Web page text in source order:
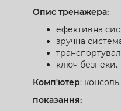
Опис тренажера:
ефективна
зручна
ключ безпеки.
Комп'ютер:
показання: